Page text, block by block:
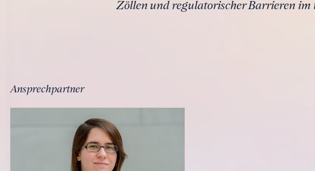
Zöllen und regulatorischer Barrieren
Ansprechpartner